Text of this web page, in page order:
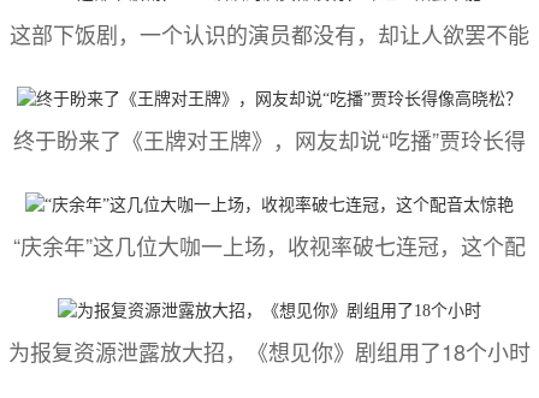
这部下饭剧，一个认识的演员都没有，却让人欲罢不能
终于盼来了《王牌对王牌》，网友却说“吃播”贾玲长得
“庆余年”这几位大咖一上场，收视率破七连冠，这个配
为报复资源泄露放大招，《想见你》剧组用了18个小时